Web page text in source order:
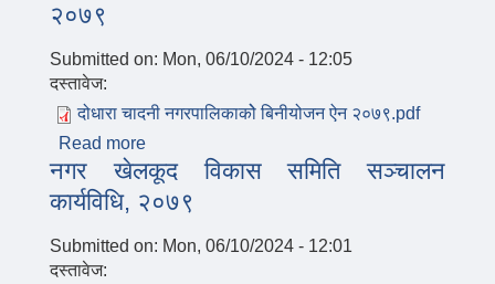
२०७९
Submitted on: Mon, 06/10/2024 - 12:05
दस्तावेज:
दोधारा चादनी नगरपालिकाकोे बिनीयोजन ऐन २०७९.pdf
Read more
२०७९
नगर खेलकूद विकास समिति सञ्चालन
कार्यविधि, २०७९
Submitted on: Mon, 06/10/2024 - 12:01
दस्तावेज: